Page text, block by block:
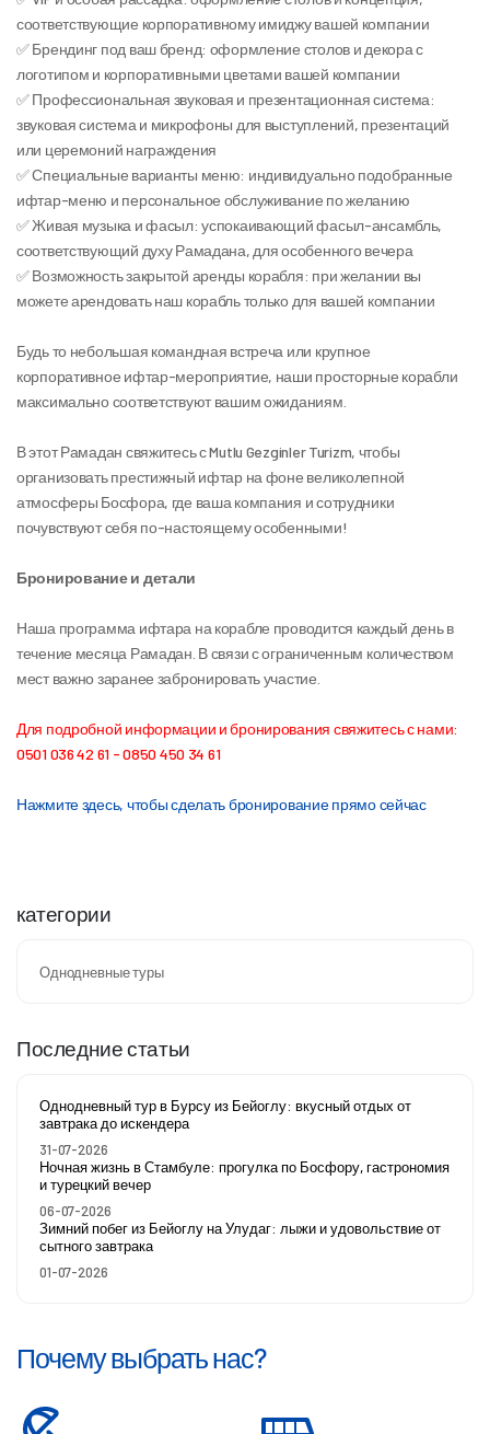
соответствующие корпоративному имиджу вашей компании
✅ Брендинг под ваш бренд: оформление столов и декора с
логотипом и корпоративными цветами вашей компании
✅ Профессиональная звуковая и презентационная система:
звуковая система и микрофоны для выступлений, презентаций
или церемоний награждения
✅ Специальные варианты меню: индивидуально подобранные
ифтар-меню и персональное обслуживание по желанию
✅ Живая музыка и фасыл: успокаивающий фасыл-ансамбль,
соответствующий духу Рамадана, для особенного вечера
✅ Возможность закрытой аренды корабля: при желании вы
можете арендовать наш корабль только для вашей компании
Будь то небольшая командная встреча или крупное
корпоративное ифтар-мероприятие, наши просторные корабли
максимально соответствуют вашим ожиданиям.
В этот Рамадан свяжитесь с Mutlu Gezginler Turizm, чтобы
организовать престижный ифтар на фоне великолепной
атмосферы Босфора, где ваша компания и сотрудники
почувствуют себя по-настоящему особенными!
Бронирование и детали
Наша программа ифтара на корабле проводится каждый день в
течение месяца Рамадан. В связи с ограниченным количеством
мест важно заранее забронировать участие.
Для подробной информации и бронирования свяжитесь с нами:
0501 036 42 61 - 0850 450 34 61
Нажмите здесь, чтобы сделать бронирование прямо сейчас
категории
Однодневные туры
Последние статьи
Однодневный тур в Бурсу из Бейоглу: вкусный отдых от
завтрака до искендера
31-07-2026
Ночная жизнь в Стамбуле: прогулка по Босфору, гастрономия
и турецкий вечер
06-07-2026
Зимний побег из Бейоглу на Улудаг: лыжи и удовольствие от
сытного завтрака
01-07-2026
Почему выбрать нас?